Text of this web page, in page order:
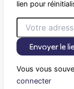
lien pour
Envoyer le
Vous vous
connecter